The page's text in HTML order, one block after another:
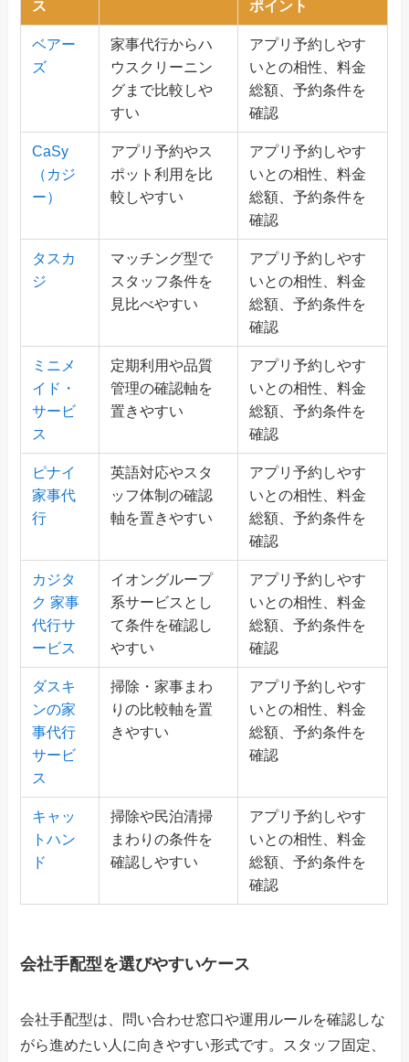
ス ポイント
ベアー
ズ
家事代行からハ
ウスクリーニン
グまで比較しや
すい
アプリ予約しやす
いとの相性、料金
総額、予約条件を
確認
CaSy
（カジ
ー）
アプリ予約やス
ポット利用を比
較しやすい
アプリ予約しやす
いとの相性、料金
総額、予約条件を
確認
タスカ
ジ
マッチング型で
スタッフ条件を
見比べやすい
アプリ予約しやす
いとの相性、料金
総額、予約条件を
確認
ミニメ
イド・
サービ
ス
定期利用や品質
管理の確認軸を
置きやすい
アプリ予約しやす
いとの相性、料金
総額、予約条件を
確認
ピナイ
家事代
行
英語対応やスタ
ッフ体制の確認
軸を置きやすい
アプリ予約しやす
いとの相性、料金
総額、予約条件を
確認
カジタ
ク 家事
代行サ
ービス
イオングループ
系サービスとし
て条件を確認し
やすい
アプリ予約しやす
いとの相性、料金
総額、予約条件を
確認
ダスキ
ンの家
事代行
サービ
ス
掃除・家事まわ
りの比較軸を置
きやすい
アプリ予約しやす
いとの相性、料金
総額、予約条件を
確認
キャッ
トハン
ド
掃除や民泊清掃
まわりの条件を
確認しやすい
アプリ予約しやす
いとの相性、料金
総額、予約条件を
確認
会社手配型を選びやすいケース
会社手配型は、問い合わせ窓口や運用ルールを確認しな
がら進めたい人に向きやすい形式です。スタッフ固定、